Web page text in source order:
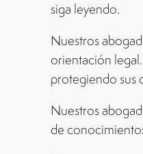
siga leyendo.
Nuestros
orientación
protegiendo sus
Nuestros
de